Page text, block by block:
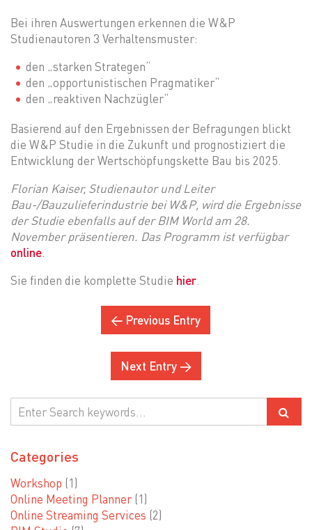
Bei ihren Auswertungen erkennen die W&P
Studienautoren 3 Verhaltensmuster:
den „starken Strategen“
den „opportunistischen Pragmatiker“
den „reaktiven Nachzügler“
Basierend auf den Ergebnissen der Befragungen blickt
die W&P Studie in die Zukunft und prognostiziert die
Entwicklung der Wertschöpfungskette Bau bis 2025.
Florian Kaiser, Studienautor und Leiter
Bau-/Bauzulieferindustrie bei W&P, wird die Ergebnisse
der Studie ebenfalls auf der BIM World am 28.
November präsentieren. Das Programm ist verfügbar
online
Sie finden die komplette Studie hier
← Previous Entry
Next Entry →
Categories
Workshop (1)
Online Meeting Planner (1)
Online Streaming Services (2)